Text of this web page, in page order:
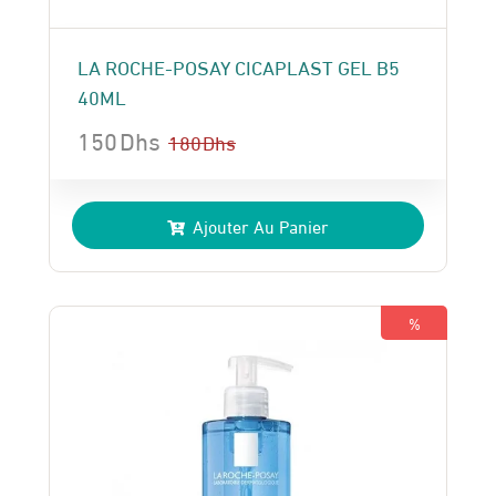
LA ROCHE-POSAY CICAPLAST GEL B5
40ML
180Dhs
prix
initial
était :
180 Dhs.
150Dhs
prix
actuel
est :
150 Dhs.
Ajouter Au Panier
%